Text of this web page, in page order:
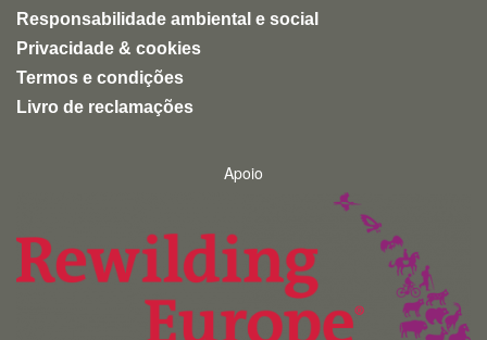
Responsabilidade ambiental e social
Privacidade & cookies
Termos e condições
Livro de reclamações
Apoio